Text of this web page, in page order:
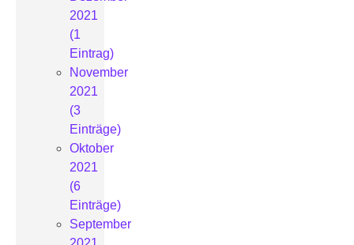
2021
(1
Eintrag)
November
2021
(3
Einträge)
Oktober
2021
(6
Einträge)
September